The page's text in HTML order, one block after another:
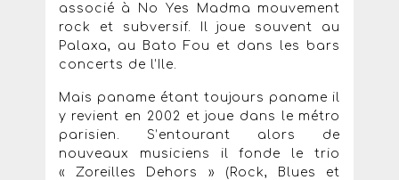
associé à No Yes Madma mouvement
rock et subversif. Il joue souvent au
Palaxa, au Bato Fou et dans les bars
concerts de l’Ile.
Mais paname étant toujours paname il
y revient en 2002 et joue dans le métro
parisien. S’entourant alors de
nouveaux musiciens il fonde le trio
« Zoreilles Dehors » (Rock, Blues et